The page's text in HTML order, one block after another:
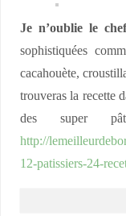
Je n’oublie le
sophistiquées
cacahouète,
trouveras la recette
des super
http://
12-patissiers-24-